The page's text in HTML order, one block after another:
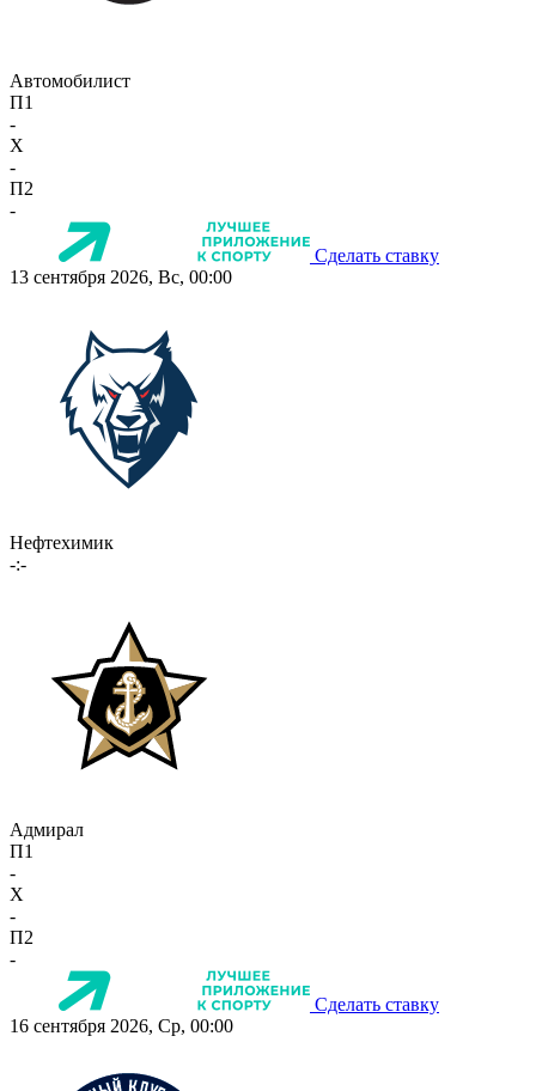
Автомобилист
П1
-
X
-
П2
-
Сделать ставку
13 сентября 2026, Вс, 00:00
Нефтехимик
-:-
Адмирал
П1
-
X
-
П2
-
Сделать ставку
16 сентября 2026, Ср, 00:00